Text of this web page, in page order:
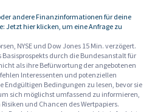
andere Finanzinformationen für deine
Jetzt hier klicken, um eine Anfrage zu
NYSE und Dow Jones 15 Min. verzögert.
Basisprospekts durch die Bundesanstalt für
als ihre Befürwortung der angebotenen
Interessenten und potenziellen
Endgültigen Bedingungen zu lesen, bevor sie
sich möglichst umfassend zu informieren,
und Chancen des Wertpapiers.